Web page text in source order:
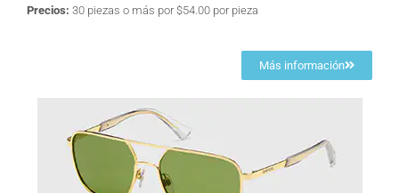
Precios: 30 piezas o más por $54.00 por pieza
Más información